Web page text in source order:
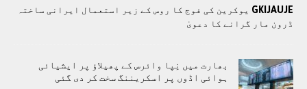
GKIJAUJE یوکرین کی فوج کا روس کے زیر استعمال ایرانی ساختہ
ڈرون مار گرانے کا دعویٰ
بھارت میں نِپا وائرس کے پھیلاؤ پر ایشیائی
ہوائی اڈوں پر اسکریننگ سخت کر دی گئی